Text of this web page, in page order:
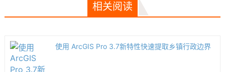
相关阅读
使用 ArcGIS Pro 3.7新特性快速提取乡镇行政边界